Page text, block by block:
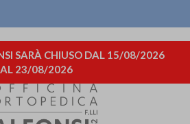
SARÀ CHIUSO DAL 15/08/2026
AL 23/08/2026